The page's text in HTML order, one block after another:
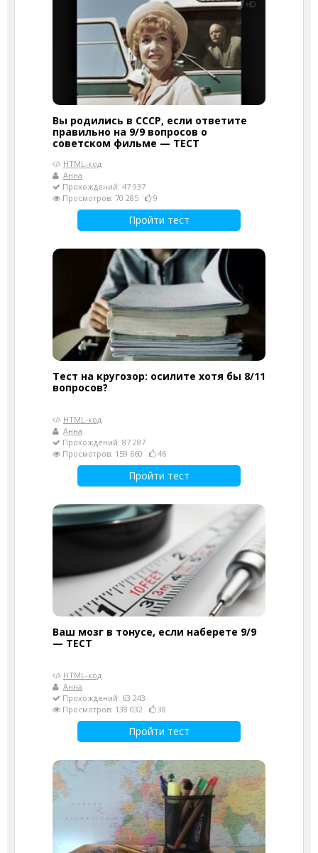
Вы родились в СССР, если ответите
правильно на 9/9 вопросов о
советском фильме — ТЕСТ
HTML-код
Анна
Прохождений: 47 937
Просмотров: 70 285
9
Пройти тест
Тест на кругозор: осилите хотя бы 8/11
вопросов?
HTML-код
Анна
Прохождений: 87 287
Просмотров: 159 660
46
Пройти тест
Ваш мозг в тонусе, если наберете 9/9
— ТЕСТ
HTML-код
Анна
Прохождений: 63 243
Просмотров: 138 032
38
Пройти тест